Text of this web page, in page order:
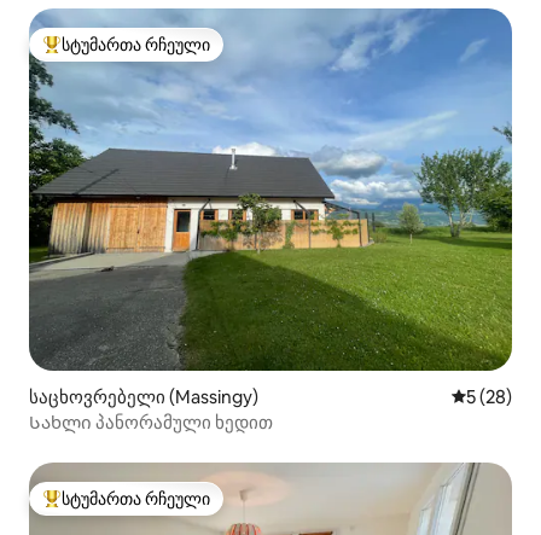
სტუმართა რჩეული მოწინავე ვარიანტი
სტუმართა რჩეული
საცხოვრებელი (Massingy) საშუალო
5 (28)
Სახლი პანორამული ხედით
სტუმართა რჩეული მოწინავე ვარიანტი
სტუმართა რჩეული